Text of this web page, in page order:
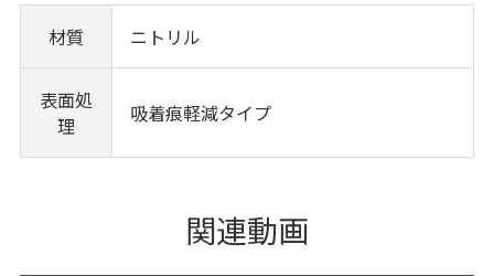
材質 ニトリル
表面処
理
吸着痕軽減タイプ
関連動画